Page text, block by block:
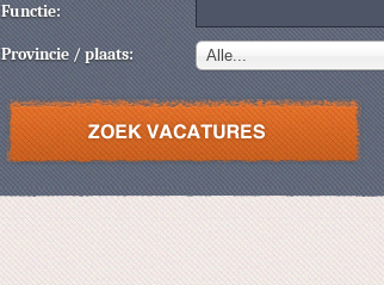
Functie:
Provincie / plaats: Alle...